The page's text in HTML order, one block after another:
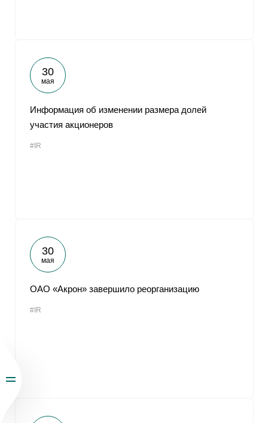
30
мая
Информация об изменении размера долей
участия акционеров
#IR
30
мая
ОАО «Акрон» завершило реорганизацию
#IR